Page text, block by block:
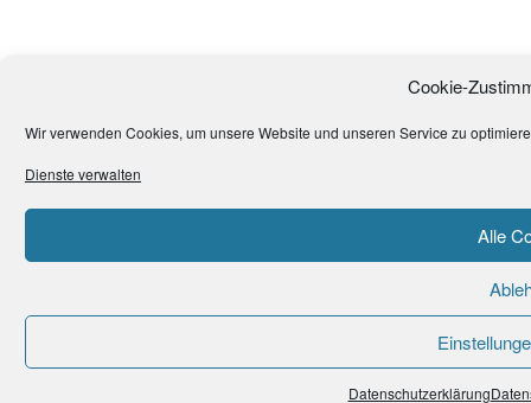
Cookie-
Wir verwenden Cookies, um unsere Website und unseren Service zu
Dienste verwalten
Alle
Datenschutzerklärung